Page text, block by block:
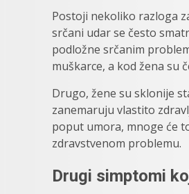
Postoji nekoliko razloga
srčani udar se često
podložne srčanim
muškarce, a kod žena su
Drugo, žene su sklonije
zanemaruju vlastito
poput umora, mnoge će
zdravstvenom problemu.
Drugi simptomi